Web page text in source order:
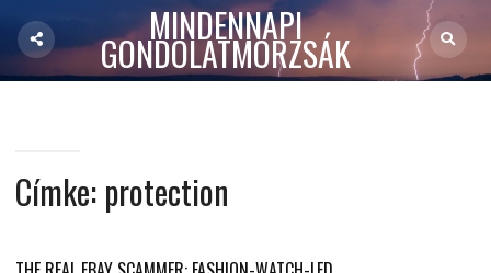
MINDENNAPI
GONDOLATMORZSÁK
Címke: protection